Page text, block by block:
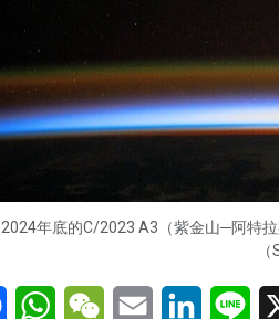
2024年底的C/2023 A3（紫金山─阿特
FacebookWhatsAppWeChatEmail LinkedIn